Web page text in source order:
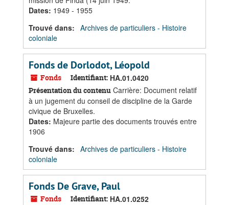
Dates: 1949 - 1955
Trouvé dans: Archives de particuliers - Histoire
coloniale
Fonds de Dorlodot, Léopold
Fonds Identifiant: HA.01.0420
Présentation du contenu Carrière: Document relatif
à un jugement du conseil de discipline de la Garde
civique de Bruxelles.
Dates: Majeure partie des documents trouvés entre
1906
Trouvé dans: Archives de particuliers - Histoire
coloniale
Fonds De Grave, Paul
Fonds Identifiant: HA.01.0252